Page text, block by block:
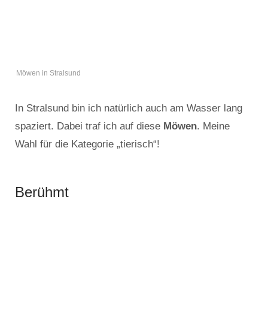
Möwen in Stralsund
In Stralsund bin ich natürlich auch am Wasser lang
spaziert. Dabei traf ich auf diese Möwen. Meine
Wahl für die Kategorie „tierisch“!
Berühmt